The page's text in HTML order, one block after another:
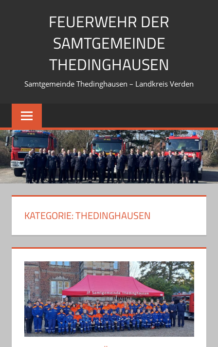
FEUERWEHR DER
SAMTGEMEINDE
THEDINGHAUSEN
Samtgemeinde Thedinghausen – Landkreis Verden
KATEGORIE:THEDINGHAUSEN